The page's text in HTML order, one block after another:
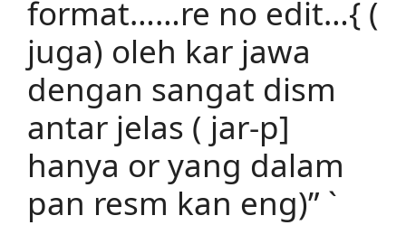
format……re no edit…{ (
juga) oleh kar jawa
dengan sangat dism
antar jelas ( jar-p]
hanya or yang dalam
pan resm kan eng)” `